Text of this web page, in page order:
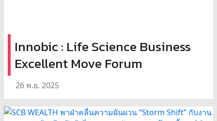
Innobic : Life Science Business
Excellent Move Forum
26 พ.ย. 2025